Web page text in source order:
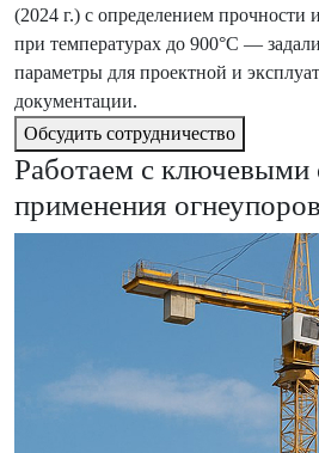
(2024 г.) с определением прочности
при температурах до 900°C —
параметры для проектной и
документации.
Обсудить сотрудничество
Работаем с ключевыми
применения огнеупоров